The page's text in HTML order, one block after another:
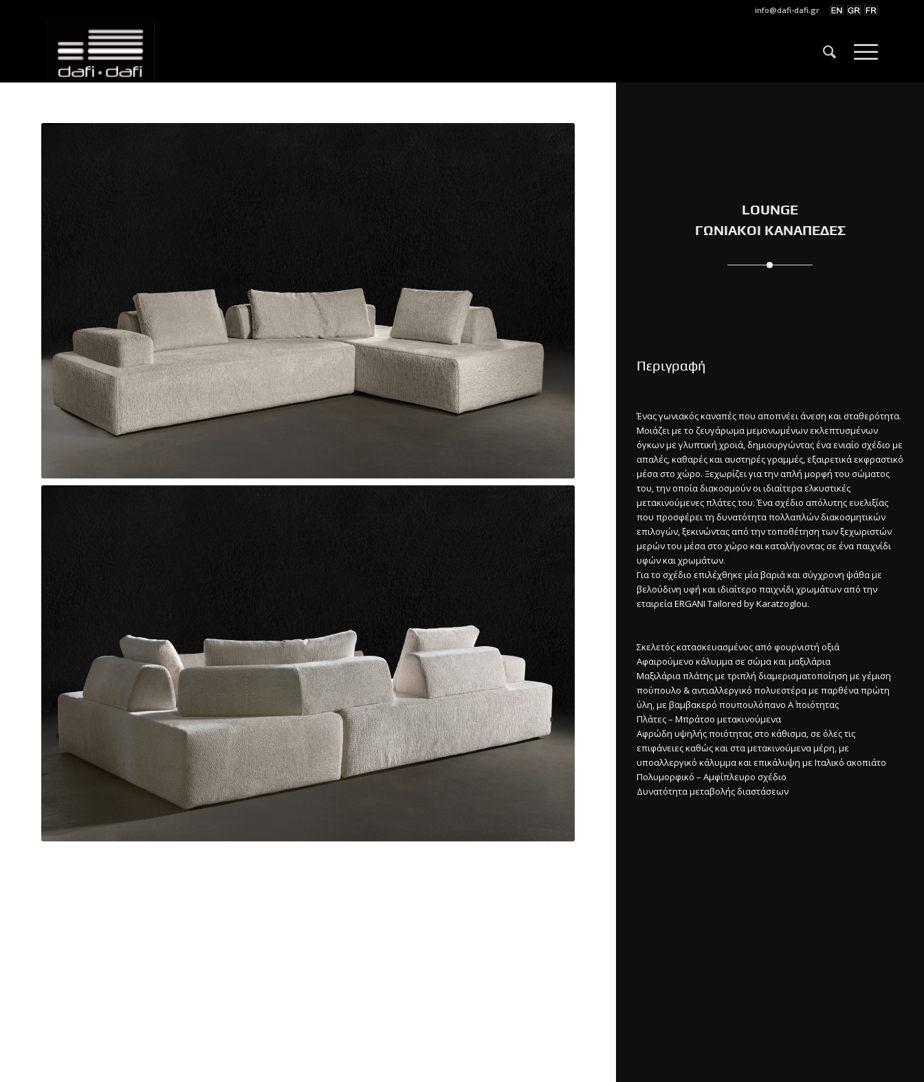
info@dafi-dafi.gr
LOUNGE
ΓΩΝΙΑΚΟΙ ΚΑΝΑΠΕΔΕΣ
Περιγραφή
Ένας γωνιακός καναπές που αποπνέει άνεση και σταθερότητα.
Μοιάζει με το ζευγάρωμα μεμονωμένων εκλεπτυσμένων
όγκων με γλυπτική χροιά, δημιουργώντας ένα ενιαίο σχέδιο με
απαλές, καθαρές και αυστηρές γραμμές, εξαιρετικά εκφραστικό
μέσα στο χώρο. Ξεχωρίζει για την απλή μορφή του σώματος
του, την οποία διακοσμούν οι ιδιαίτερα ελκυστικές
μετακινούμενες πλάτες του. Ένα σχέδιο απόλυτης ευελιξίας
που προσφέρει τη δυνατότητα πολλαπλών διακοσμητικών
επιλογών, ξεκινώντας από την τοποθέτηση των ξεχωριστών
μερών του μέσα στο χώρο και καταλήγοντας σε ένα παιχνίδι
υφών και χρωμάτων.
Για το σχέδιο επιλέχθηκε μία βαριά και σύγχρονη ψάθα με
βελούδινη υφή και ιδιαίτερο παιχνίδι χρωμάτων από την
εταιρεία ERGANI Tailored by Karatzoglou.
Σκελετός κατασκευασμένος από φουρνιστή οξιά
Αφαιρούμενο κάλυμμα σε σώμα και μαξιλάρια
Μαξιλάρια πλάτης με τριπλή διαμερισματοποίηση με γέμιση
πούπουλο & αντιαλλεργικό πολυεστέρα με παρθένα πρώτη
ύλη, με βαμβακερό πουπουλόπανο Α΄ ποιότητας
Πλάτες – Μπράτσο μετακινούμενα
Αφρώδη υψηλής ποιότητας στο κάθισμα, σε όλες τις
επιφάνειες καθώς και στα μετακινούμενα μέρη, με
υποαλλεργικό κάλυμμα και επικάλυψη με Ιταλικό ακοπιάτο
Πολυμορφικό – Αμφίπλευρο σχέδιο
Δυνατότητα μεταβολής διαστάσεων